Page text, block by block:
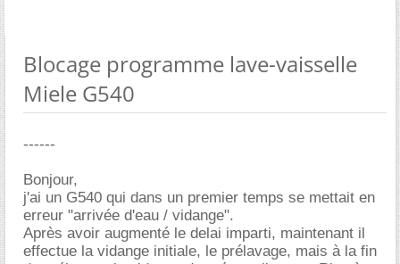
Blocage programme lave-vaisselle
Miele G540
------
Bonjour,
j'ai un G540 qui dans un premier temps se mettait en
erreur "arrivée d'eau / vidange".
Après avoir augmenté le delai imparti, maintenant il
effectue la vidange initiale, le prélavage, mais à la fin